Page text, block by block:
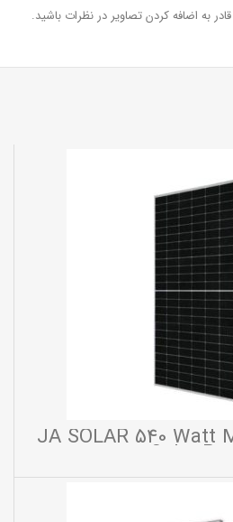
به اضافه کردن تصاویر در نظرات باشید.
JA SOLAR 540 Watt
Solar